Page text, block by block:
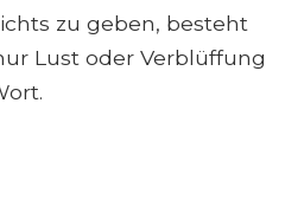
zu geben, besteht
Lust oder Verblüffung